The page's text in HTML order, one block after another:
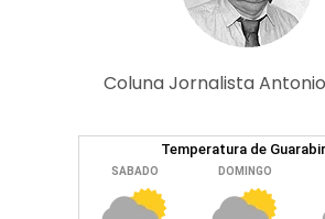
Coluna Jornalista